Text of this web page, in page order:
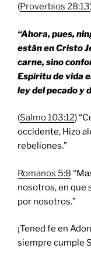
(Proverbios 28:13
“Ahora, pues,
están en Cristo
carne, sino
Espíritu de vida
ley del pecado y
(Salmo 103:12)
occidente, Hizo
rebeliones.”
Romanos 5:8
nosotros, en que
por nosotros.”
¡Tened fe en
siempre cumple